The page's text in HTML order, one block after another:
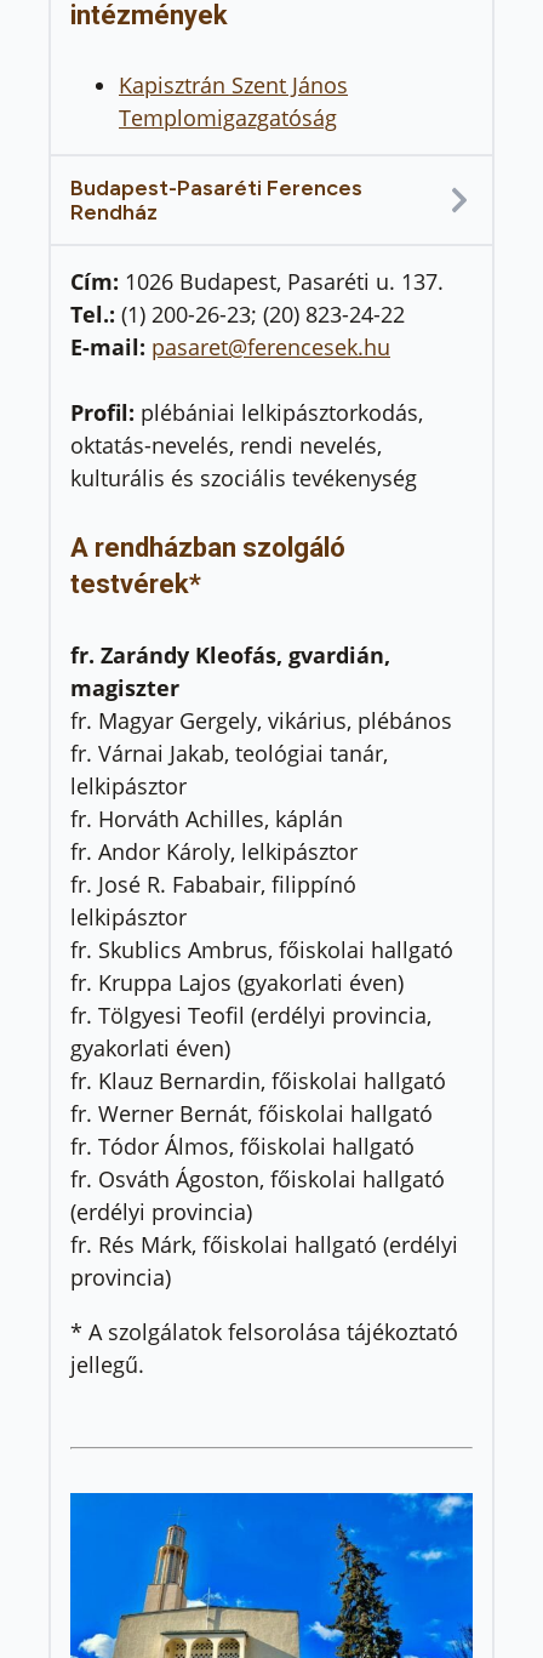
intézmények
Kapisztrán Szent János
Templomigazgatóság
Budapest-Pasaréti Ferences
Rendház
Cím: 1026 Budapest, Pasaréti u. 137.
Tel.: (1) 200-26-23; (20) 823-24-22
E-mail: pasaret@ferencesek.hu
Profil: plébániai lelkipásztorkodás,
oktatás-nevelés, rendi nevelés,
kulturális és szociális tevékenység
A rendházban szolgáló
testvérek*
fr. Zarándy Kleofás, gvardián,
magiszter
fr. Magyar Gergely, vikárius, plébános
fr. Várnai Jakab, teológiai tanár,
lelkipásztor
fr. Horváth Achilles, káplán
fr. Andor Károly, lelkipásztor
fr. José R. Fababair, filippínó
lelkipásztor
fr. Skublics Ambrus, főiskolai hallgató
fr. Kruppa Lajos (gyakorlati éven)
fr. Tölgyesi Teofil (erdélyi provincia,
gyakorlati éven)
fr. Klauz Bernardin, főiskolai hallgató
fr. Werner Bernát, főiskolai hallgató
fr. Tódor Álmos, főiskolai hallgató
fr. Osváth Ágoston, főiskolai hallgató
(erdélyi provincia)
fr. Rés Márk, főiskolai hallgató (erdélyi
provincia)
* A szolgálatok felsorolása tájékoztató
jellegű.